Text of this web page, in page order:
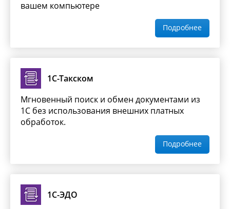
вашем компьютере
Подробнее
1С-Такском
Мгновенный поиск и обмен документами из
1С без использования внешних платных
обработок.
Подробнее
1С-ЭДО